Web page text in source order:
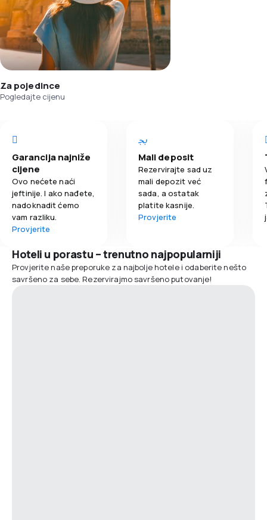
Za pojedince
Pogledajte cijenu
Garancija najniže
cijene
Ovo nećete naći
jeftinije. I ako nađete,
nadoknadit ćemo
vam razliku.
Provjerite
Mali deposit
Rezervirajte sad uz
mali depozit već
sada, a ostatak
platite kasnije.
Provjerite
Hoteli u porastu – trenutno najpopularniji
Provjerite naše preporuke za najbolje hotele i odaberite nešto
savršeno za sebe. Rezervirajmo savršeno putovanje!